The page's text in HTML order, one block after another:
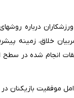
درباره
خلاق، زمینه
انجام شده در سطح
موفقیت بازیکنان